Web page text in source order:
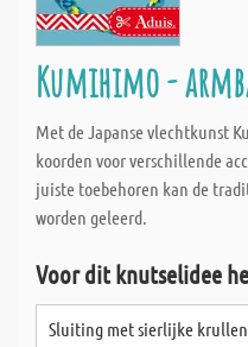
Kumihimo -
Met de Japanse vlechtkunst
koorden voor verschillende
juiste toebehoren kan de
worden geleerd.
Voor dit knutselidee
Sluiting met sierlijke